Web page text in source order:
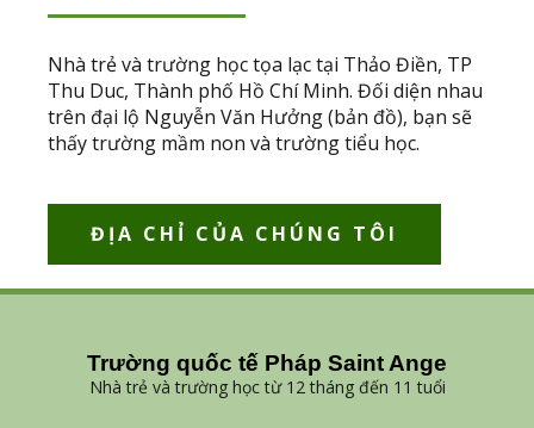
Nhà trẻ và trường học tọa lạc tại Thảo Điền, TP
Thu Duc, Thành phố Hồ Chí Minh. Đối diện nhau
trên đại lộ Nguyễn Văn Hưởng (bản đồ), bạn sẽ
thấy trường mầm non và trường tiểu học.
ĐỊA CHỈ CỦA CHÚNG TÔI
Trường quốc tế Pháp Saint Ange
Nhà trẻ và trường học từ 12 tháng đến 11 tuổi